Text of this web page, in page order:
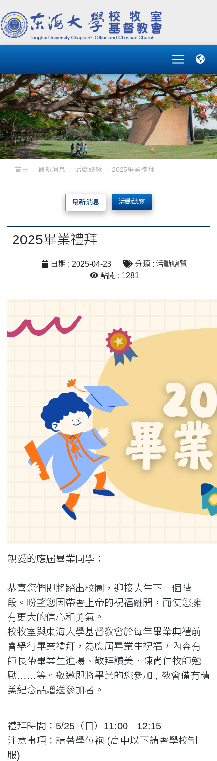
首頁 最新消息 活動總覽 2025畢業禮拜
最新消息 活動總覽
2025畢業禮拜
日期 : 2025-04-23
分類 : 活動總覽
點閱 : 1281
親愛的應屆畢業同學：
恭喜您們即將踏出校園，迎接人生下一個階
段。盼望您因帶著上帝的祝福離開，而使您擁
有更大的信心和勇氣。
校牧室與東海大學基督教會於每年畢業典禮前
會舉行畢業禮拜，為應屆畢業生祝福，內容有
師長帶畢業生進場、敬拜讚美、陳尚仁牧師勉
勵……等。敬邀即將畢業的您參加 , 教會備有精
美紀念品贈送參加者。
禮拜時間：5/25（日）11:00 - 12:15
注意事項：請著學位袍 (高中以下請著學校制
服)